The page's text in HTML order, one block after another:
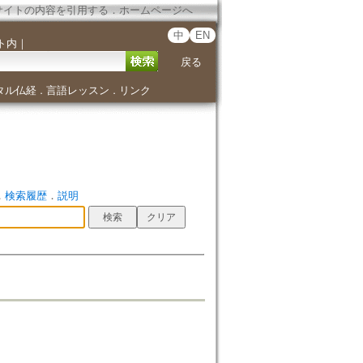
イトの内容を引用する ． ホームページへ
内 ｜
中 EN
戻る
ル仏経． 言語レッスン ． リンク
検索履歴． 説明